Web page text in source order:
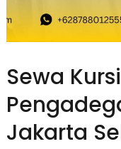
Sewa
Jakarta